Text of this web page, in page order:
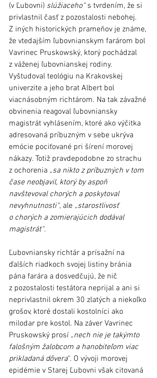
(v Ľubovni) slúžiaceho“ s tvrdením, že si
privlastnil časť z pozostalosti nebohej.
Z iných historických prameňov je známe,
že vtedajším ľubovnianskym farárom bol
Vavrinec Pruskowský, ktorý pochádzal
z váženej ľubovnianskej rodiny.
Vyštudoval teológiu na Krakovskej
univerzite a jeho brat Albert bol
viacnásobným richtárom. Na tak závažné
obvinenia reagoval ľubovniansky
magistrát vyhlásením, ktoré ako výčitka
adresovaná príbuzným v sebe ukrýva
emócie pociťované pri šírení morovej
nákazy. Totiž pravdepodobne zo strachu
z ochorenia „sa nikto z príbuzných v tom
čase neobjavil, ktorý by aspoň
navštevoval chorých a poskytoval
nevyhnutnosti“, ale „starostlivosť
o chorých a zomierajúcich dodával
magistrát“.
Ľubovniansky richtár a prísažní na
ďalších riadkoch svojej listiny bránia
pána farára a dosvedčujú, že nič
z pozostalosti testátora neprijal a ani si
neprivlastnil okrem 30 zlatých a niekoľko
grošov, ktoré dostali kostolníci ako
milodar pre kostol. Na záver Vavrinec
Pruskowský prosí „nech nie je takýmto
falošným žalobcom a hanobiteľom viac
prikladaná dôvera“. O vývoji morovej
epidémie v Starej Ľubovni však citovaná